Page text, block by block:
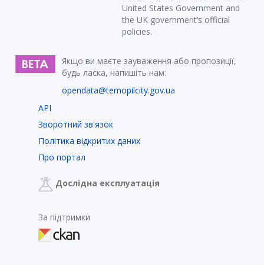
United States Government and
the UK government’s official
policies.
Якщо ви маєте зауваження або пропозиції,
будь ласка, напишіть нам:
opendata@ternopilcity.gov.ua
API
Зворотний зв'язок
Політика відкритих даних
Про портал
Дослідна експлуатація
За підтримки